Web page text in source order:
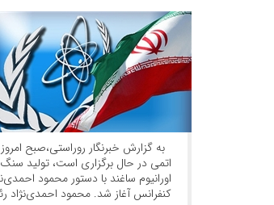
به گزارش خبرنگار روراستی،صبح
اتمی در حال برگزاری است، تولید
اورانیوم ساغند با دستور محمود
کنفرانس آغاز شد. محمود احمدی‌نژاد